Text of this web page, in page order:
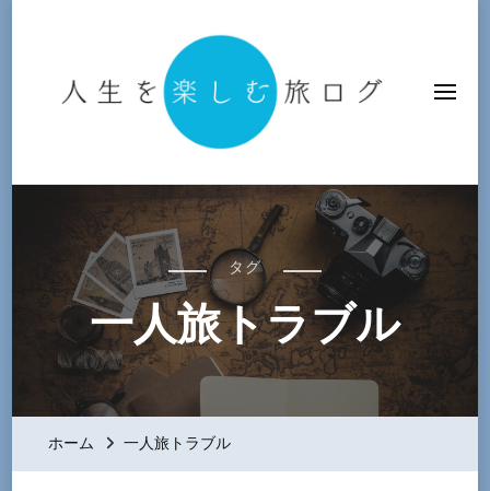
人生を楽しむ旅ログ
タグ
一人旅トラブル
ホーム 一人旅トラブル